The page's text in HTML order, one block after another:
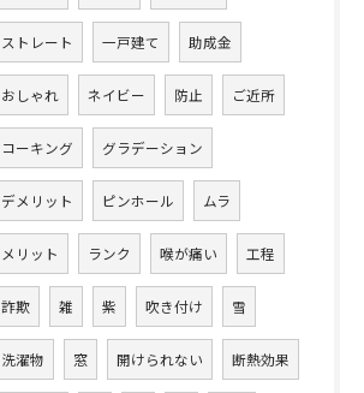
ストレート 一戸建て 助成金
おしゃれ ネイビー 防止 ご近所
コーキング グラデーション
デメリット ピンホール ムラ
メリット ランク 喉が痛い 工程
詐欺 雑 紫 吹き付け 雪
洗濯物 窓 開けられない 断熱効果